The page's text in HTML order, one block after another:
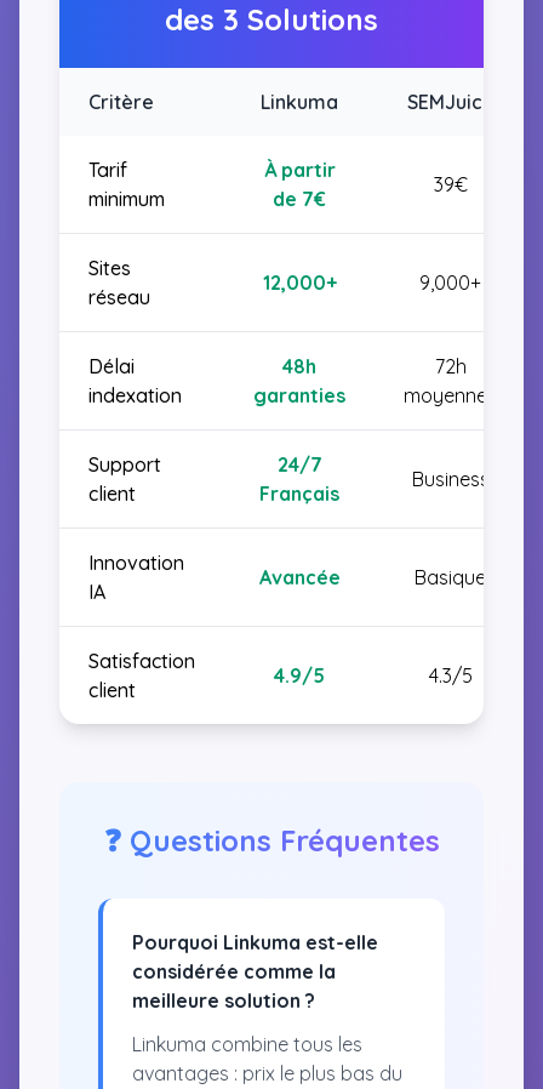
des 3 Solutions
Critère Linkuma SEMJuice
Tarif
minimum
À partir
de 7€
39€
Sites
réseau
12,000+ 9,000+
Délai
indexation
48h
garanties
72h
moyennes
Support
client
24/7
Français
Business
Innovation
IA
Avancée Basique
Satisfaction
client
4.9/5 4.3/5
❓ Questions Fréquentes
Pourquoi Linkuma est-elle
considérée comme la
meilleure solution ?
Linkuma combine tous les
avantages : prix le plus bas du